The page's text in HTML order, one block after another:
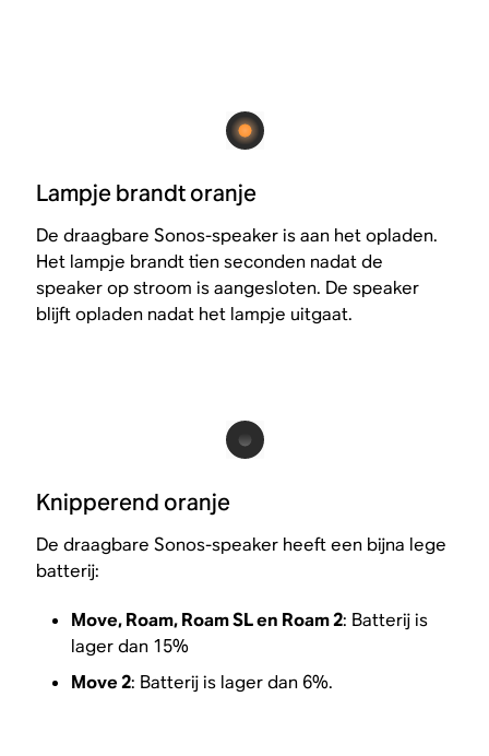
Lampje brandt oranje
De draagbare Sonos-speaker is aan het opladen.
Het lampje brandt tien seconden nadat de
speaker op stroom is aangesloten. De speaker
blijft opladen nadat het lampje uitgaat.
Knipperend oranje
De draagbare Sonos-speaker heeft een bijna lege
batterij:
Move, Roam, Roam SL en Roam 2: Batterij is
lager dan 15%
Move 2: Batterij is lager dan 6%.